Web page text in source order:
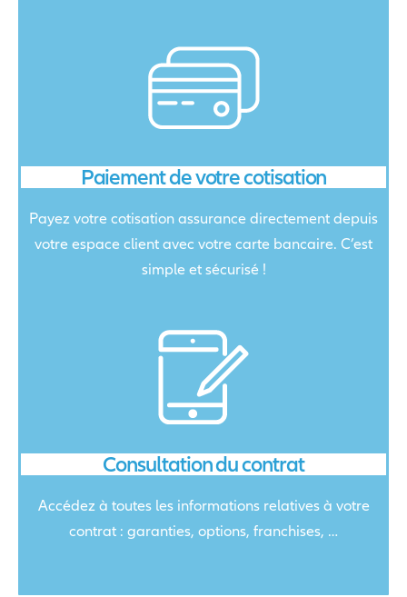
Paiement de votre cotisation
Payez votre cotisation assurance directement depuis
votre espace client avec votre carte bancaire. C’est
simple et sécurisé !
Consultation du contrat
Accédez à toutes les informations relatives à votre
contrat : garanties, options, franchises, …